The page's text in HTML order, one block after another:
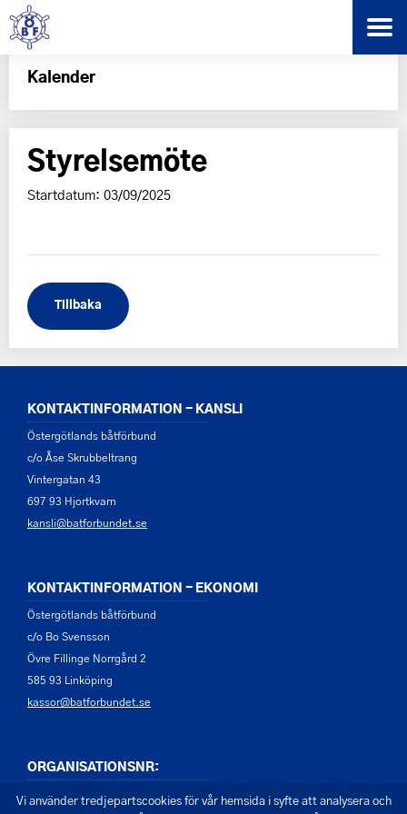
Kalender
Styrelsemöte
Startdatum: 03/09/2025
Tillbaka
KONTAKTINFORMATION - KANSLI
Östergötlands båtförbund
c/o Åse Skrubbeltrang
Vintergatan 43
697 93 Hjortkvarn
kansli@batforbundet.se
KONTAKTINFORMATION - EKONOMI
Östergötlands båtförbund
c/o Bo Svensson
Övre Fillinge Norrgård 2
585 93 Linköping
kassor@batforbundet.se
ORGANISATIONSNR:
822001-6458
Vi använder tredjepartscookies för vår hemsida i syfte att analysera och